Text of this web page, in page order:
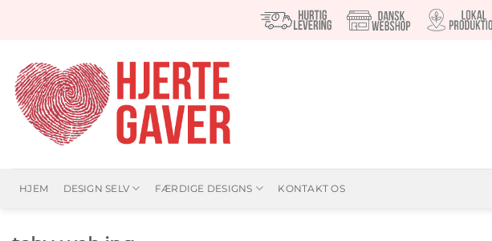
HJEM DESIGN SELV FÆRDIGE DESIGNS KONTAKT OS